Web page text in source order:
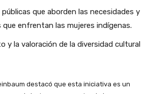
que aborden las necesidades y
enfrentan las mujeres indígenas.
y la valoración de la diversidad cultural
destacó que esta iniciativa es un